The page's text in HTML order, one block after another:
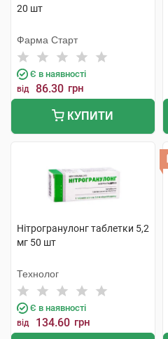
20 шт
Фарма Старт
Є в наявності
від 86.30 грн
КУПИТИ
Нітрогранулонг таблетки 5,2
мг 50 шт
Технолог
Є в наявності
від 134.60 грн